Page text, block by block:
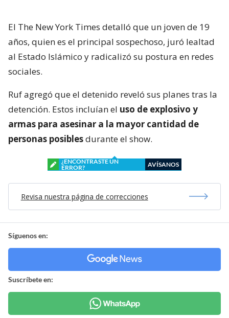
El The New York Times detalló que un joven de 19
años, quien es el principal sospechoso, juró lealtad
al Estado Islámico y radicalizó su postura en redes
sociales.
Ruf agregó que el detenido reveló sus planes tras la
detención. Estos incluían el uso de explosivo y
armas para asesinar a la mayor cantidad de
personas posiblesdurante el show.
¿ENCONTRASTE UN
ERROR?
AVÍSANOS
Revisa nuestra página de correcciones
Síguenos en:
Suscríbete en: